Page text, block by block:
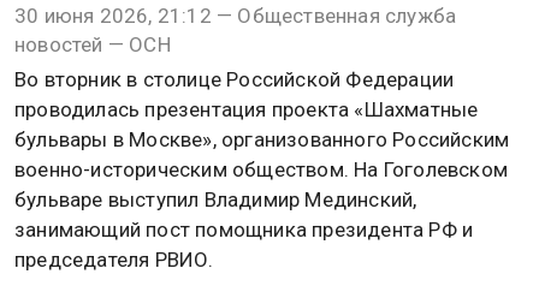
30 июня 2026, 21:12 — Общественная служба
новостей — ОСН
Во вторник в столице Российской Федерации
проводилась презентация проекта «Шахматные
бульвары в Москве», организованного Российским
военно-историческим обществом. На Гоголевском
бульваре выступил Владимир Мединский,
занимающий пост помощника президента РФ и
председателя РВИО.